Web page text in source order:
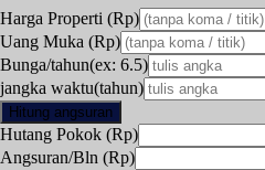
Harga Properti (Rp)
Uang Muka (Rp)
Bunga/tahun(ex: 6.5)
jangka waktu(tahun)
Hitung angsuran
Hutang Pokok (Rp)
Angsuran/Bln (Rp)